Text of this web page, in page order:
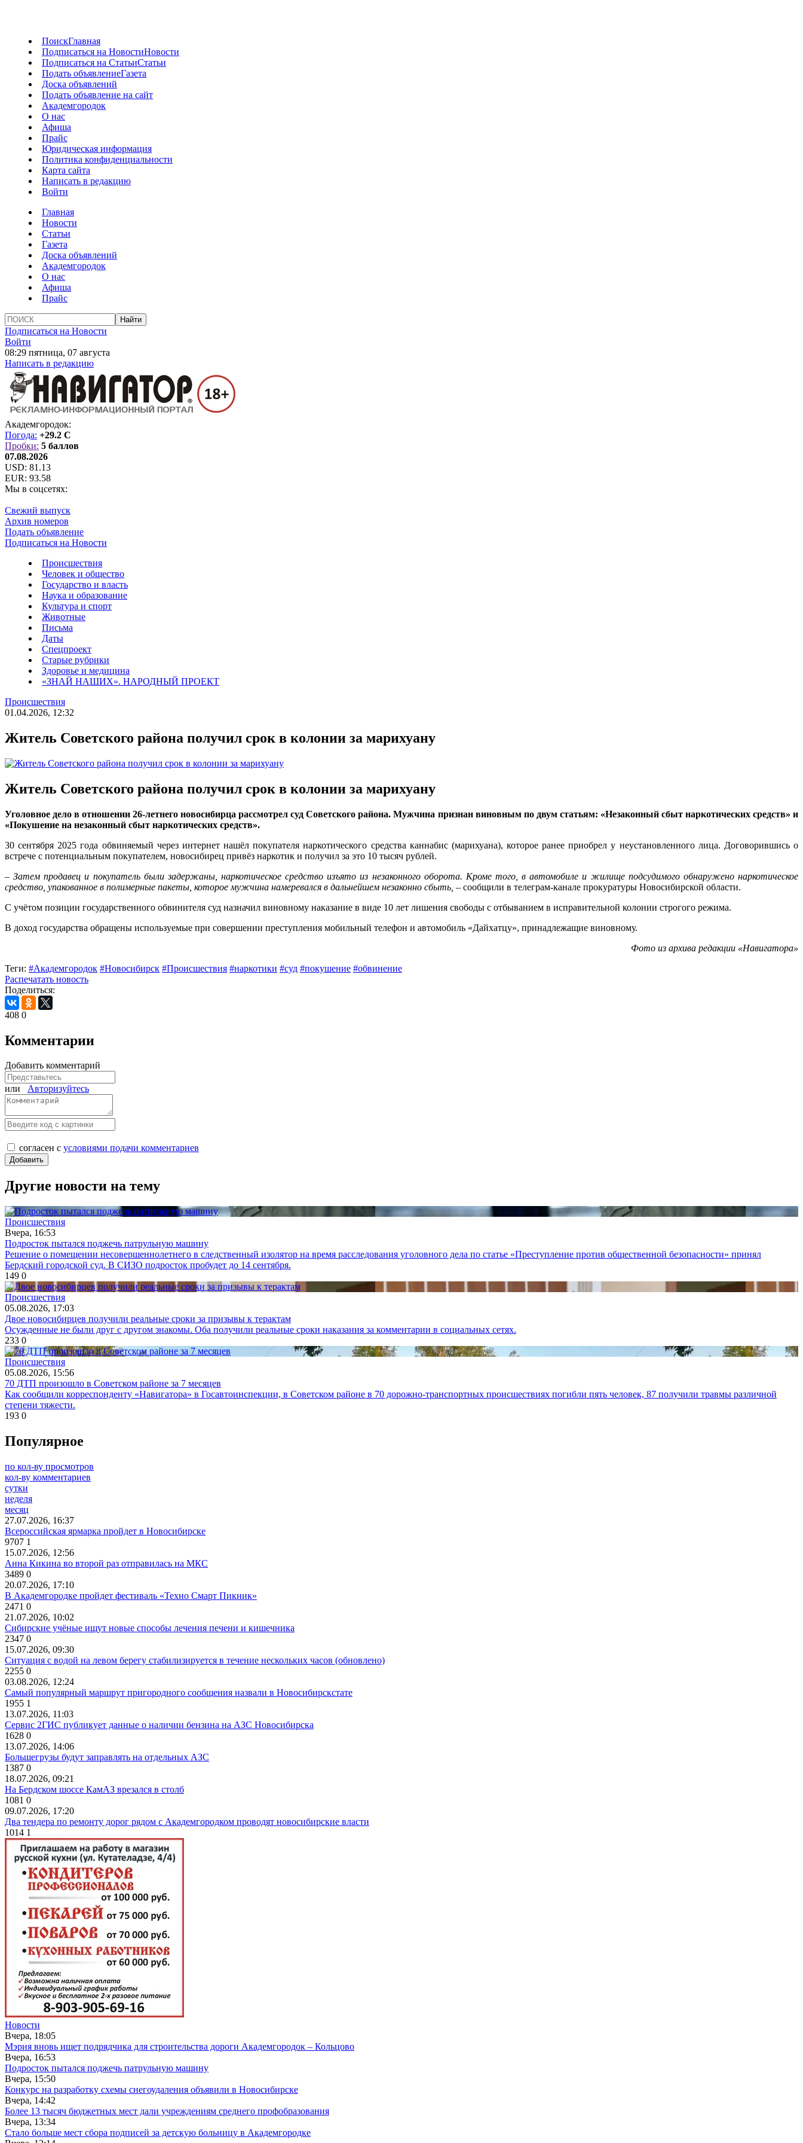
ПоискГлавная
Подписаться на НовостиНовости
Подписаться на СтатьиСтатьи
Подать объявлениеГазета
Доска объявлений
Подать объявление на сайт
Академгородок
О нас
Афиша
Прайс
Юридическая информация
Политика конфиденциальности
Карта сайта
Написать в редакцию
Войти
Главная
Новости
Статьи
Газета
Доска объявлений
Академгородок
О нас
Афиша
Прайс
Подписаться на Новости
Войти
08:29 пятница, 07 августа
Написать в редакцию
Академгородок:
Погода: +29.2 C
Пробки: 5 баллов
07.08.2026
USD: 81.13
EUR: 93.58
Мы в соцсетях:
Свежий выпуск
Архив номеров
Подать объявление
Подписаться на Новости
Происшествия
Человек и общество
Государство и власть
Наука и образование
Культура и спорт
Животные
Письма
Даты
Спецпроект
Старые рубрики
Здоровье и медицина
«ЗНАЙ НАШИХ». НАРОДНЫЙ ПРОЕКТ
Происшествия
01.04.2026, 12:32
Житель Советского района получил срок в колонии за марихуану
Житель Советского района получил срок в колонии за марихуану
Уголовное дело в отношении 26-летнего новосибирца рассмотрел суд Советского района. Мужчина признан виновным по двум статьям: «Незаконный сбыт наркотических средств» и
«Покушение на незаконный сбыт наркотических средств».
30 сентября 2025 года обвиняемый через интернет нашёл покупателя наркотического средства каннабис (марихуана), которое ранее приобрел у неустановленного лица. Договорившись о
встрече с потенциальным покупателем, новосибирец привёз наркотик и получил за это 10 тысяч рублей.
– Затем продавец и покупатель были задержаны, наркотическое средство изъято из незаконного оборота. Кроме того, в автомобиле и жилище подсудимого обнаружено наркотическое
средство, упакованное в полимерные пакеты, которое мужчина намеревался в дальнейшем незаконно сбыть, – сообщили в телеграм-канале прокуратуры Новосибирской области.
С учётом позиции государственного обвинителя суд назначил виновному наказание в виде 10 лет лишения свободы с отбыванием в исправительной колонии строгого режима.
В доход государства обращены используемые при совершении преступления мобильный телефон и автомобиль «Дайхатцу», принадлежащие виновному.
Фото из архива редакции «Навигатора»
Теги: #Академгородок #Новосибирск #Происшествия #наркотики #суд #покушение #обвинение
Распечатать новость
Поделиться:
408 0
Комментарии
Добавить комментарий
или Авторизуйтесь
согласен с условиями подачи комментариев
Другие новости на тему
Происшествия
Вчера, 16:53
Подросток пытался поджечь патрульную машину
Решение о помещении несовершеннолетнего в следственный изолятор на время расследования уголовного дела по статье «Преступление против общественной безопасности» принял
Бердский городской суд. В СИЗО подросток пробудет до 14 сентября.
149 0
Происшествия
05.08.2026, 17:03
Двое новосибирцев получили реальные сроки за призывы к терактам
Осужденные не были друг с другом знакомы. Оба получили реальные сроки наказания за комментарии в социальных сетях.
233 0
Происшествия
05.08.2026, 15:56
70 ДТП произошло в Советском районе за 7 месяцев
Как сообщили корреспонденту «Навигатора» в Госавтоинспекции, в Советском районе в 70 дорожно-транспортных происшествиях погибли пять человек, 87 получили травмы различной
степени тяжести.
193 0
Популярное
по кол-ву просмотров
кол-ву комментариев
сутки
неделя
месяц
27.07.2026, 16:37
Всероссийская ярмарка пройдет в Новосибирске
9707 1
15.07.2026, 12:56
Анна Кикина во второй раз отправилась на МКС
3489 0
20.07.2026, 17:10
В Академгородке пройдет фестиваль «Техно Смарт Пикник»
2471 0
21.07.2026, 10:02
Сибирские учёные ищут новые способы лечения печени и кишечника
2347 0
15.07.2026, 09:30
Ситуация с водой на левом берегу стабилизируется в течение нескольких часов (обновлено)
2255 0
03.08.2026, 12:24
Самый популярный маршрут пригородного сообщения назвали в Новосибирскстате
1955 1
13.07.2026, 11:03
Сервис 2ГИС публикует данные о наличии бензина на АЗС Новосибирска
1628 0
13.07.2026, 14:06
Большегрузы будут заправлять на отдельных АЗС
1387 0
18.07.2026, 09:21
На Бердском шоссе КамАЗ врезался в столб
1081 0
09.07.2026, 17:20
Два тендера по ремонту дорог рядом с Академгородком проводят новосибирские власти
1014 1
Новости
Вчера, 18:05
Мэрия вновь ищет подрядчика для строительства дороги Академгородок – Кольцово
Вчера, 16:53
Подросток пытался поджечь патрульную машину
Вчера, 15:50
Конкурс на разработку схемы снегоудаления объявили в Новосибирске
Вчера, 14:42
Более 13 тысяч бюджетных мест дали учреждениям среднего профобразования
Вчера, 13:34
Стало больше мест сбора подписей за детскую больницу в Академгородке